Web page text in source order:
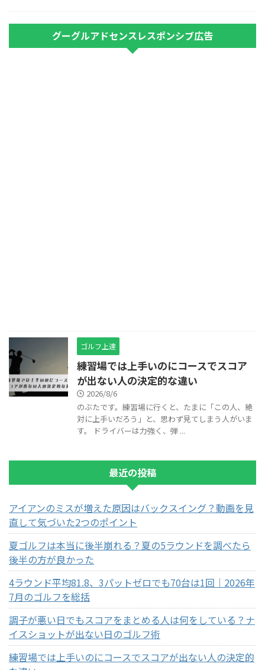
グーグルアドセンスレスポンシブ広告
ゴルフ上達
練習場では上手いのにコースでスコア
が出ない人の決定的な違い
2026/8/6
のぶたです。練習場に行くと、たまに「この人、絶
対に上手いだろう」と、思わず見てしまう人がいま
す。 ドライバーは力強く、弾 ...
最近の投稿
アイアンのミスが増えた原因はバックスイング？動画を見
直して気づいた2つのポイント
夏ゴルフは本当に後半崩れる？夏の5ラウンドを調べたら
後半の方が良かった
4ラウンド平均81.8、3パットゼロでも70台は1回｜2026年
7月のゴルフを総括
調子が悪い日でもスコアをまとめる人は何をしている？ナ
イスショットが出ない日のゴルフ術
練習場では上手いのにコースでスコアが出ない人の決定的